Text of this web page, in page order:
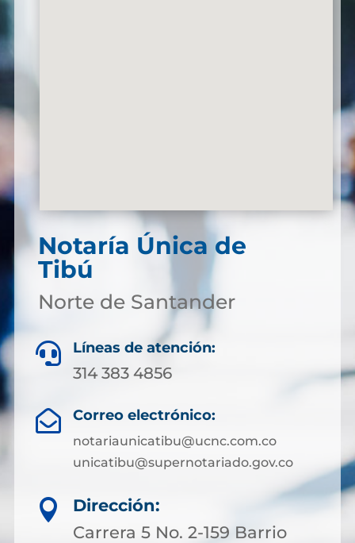
Notaría Única de
Tibú
Norte de Santander
 Líneas de atención:
314 383 4856
 Correo electrónico:
notariaunicatibu@ucnc.com.co
unicatibu@supernotariado.gov.co

Dirección:
Carrera 5 No. 2-159 Barrio